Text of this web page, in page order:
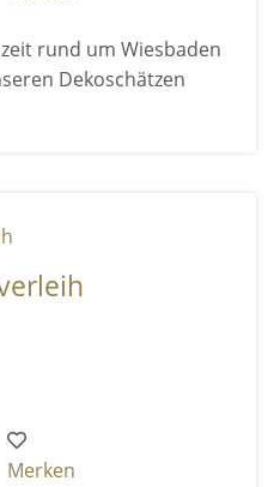
rund um Wiesbaden
Dekoschätzen
Merken